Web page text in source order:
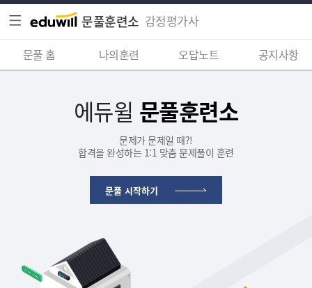
문풀훈련소 감정평가사
문풀 홈 나의훈련 오답노트 공지사항
에듀윌 문풀훈련소
문제가 문제일 때?!
합격을 완성하는 1:1 맞춤 문제풀이 훈련
문풀 시작하기